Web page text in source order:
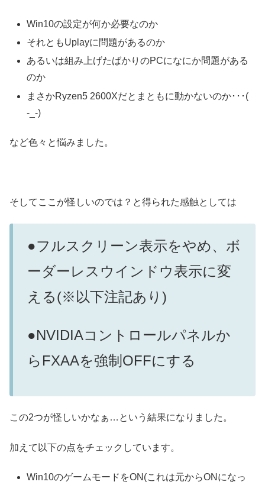
Win10の設定が何か必要なのか
それともUplayに問題があるのか
あるいは組み上げたばかりのPCになにか問題がある
のか
まさかRyzen5 2600Xだとまともに動かないのか･･･(
-_-)
など色々と悩みました。
そしてここが怪しいのでは？と得られた感触としては
●フルスクリーン表示をやめ、ボ
ーダーレスウインドウ表示に変
える(※以下注記あり)
●NVIDIAコントロールパネルか
らFXAAを強制OFFにする
この2つが怪しいかなぁ…という結果になりました。
加えて以下の点をチェックしています。
Win10のゲームモードをON(これは元からONになっ